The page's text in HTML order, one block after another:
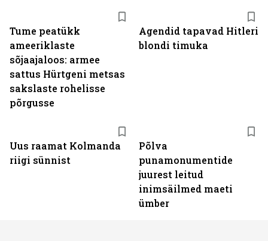
Tume peatükk
ameeriklaste
sõjaajaloos: armee
sattus Hürtgeni metsas
sakslaste rohelisse
põrgusse
Agendid tapavad Hitleri
blondi timuka
Uus raamat Kolmanda
riigi sünnist
Põlva
punamonumentide
juurest leitud
inimsäilmed maeti
ümber